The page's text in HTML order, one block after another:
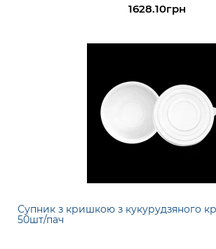
1628.10грн
Супник з кришкою з кукурудзяного
50шт/пач